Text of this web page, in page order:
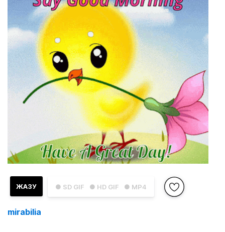
● SD GIF ● HD GIF ● MP4
ЖАЗУ
mirabilia